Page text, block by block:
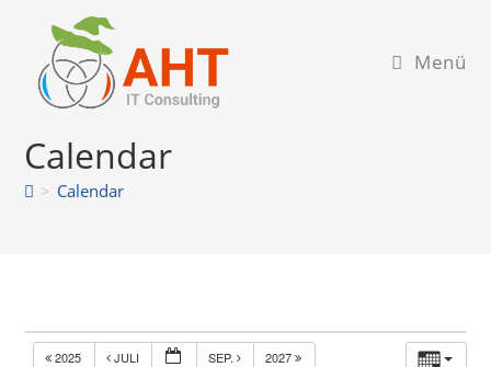
springen
Menü
Calendar
> Calendar
2025 JULI SEP. 2027